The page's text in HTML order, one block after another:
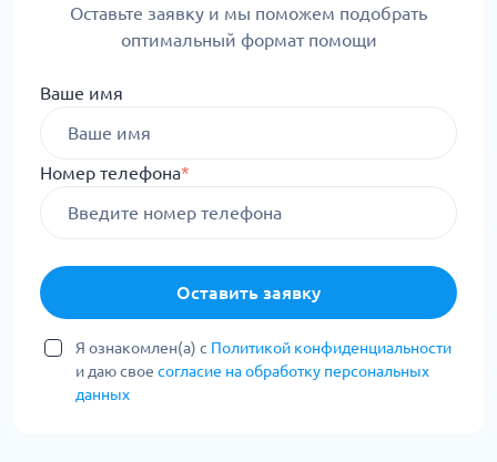
Оставьте заявку и мы поможем подобрать
оптимальный формат помощи
Ваше имя
Номер телефона*
Оставить заявку
Я ознакомлен(а) с Политикой конфиденциальности
и даю свое согласие на обработку персональных
данных